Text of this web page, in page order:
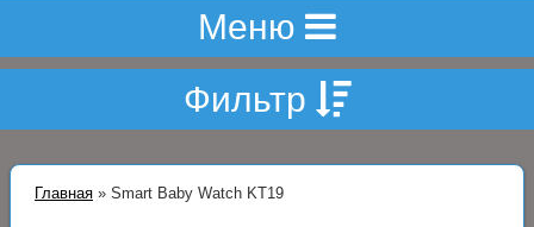
Меню
Фильтр
Главная » Smart Baby Watch KT19